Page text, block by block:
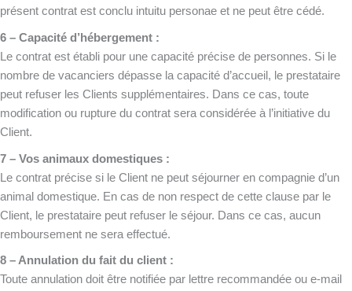
présent contrat est conclu intuitu personae et ne peut être cédé.
6 – Capacité d’hébergement :
Le contrat est établi pour une capacité précise de personnes. Si le
nombre de vacanciers dépasse la capacité d’accueil, le prestataire
peut refuser les Clients supplémentaires. Dans ce cas, toute
modification ou rupture du contrat sera considérée à l’initiative du
Client.
7 – Vos animaux domestiques :
Le contrat précise si le Client ne peut séjourner en compagnie d’un
animal domestique. En cas de non respect de cette clause par le
Client, le prestataire peut refuser le séjour. Dans ce cas, aucun
remboursement ne sera effectué.
8 – Annulation du fait du client :
Toute annulation doit être notifiée par lettre recommandée ou e-mail